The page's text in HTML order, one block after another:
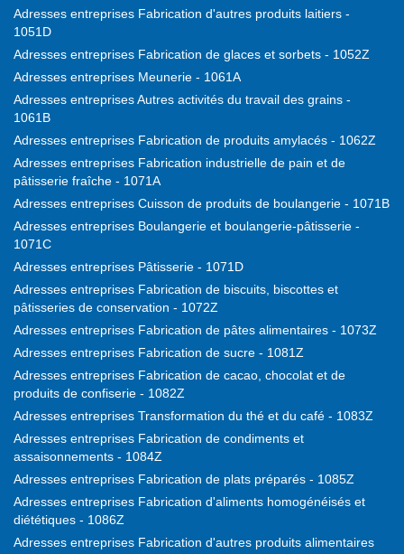
Adresses entreprises Fabrication d'autres produits laitiers -
1051D
Adresses entreprises Fabrication de glaces et sorbets - 1052Z
Adresses entreprises Meunerie - 1061A
Adresses entreprises Autres activités du travail des grains -
1061B
Adresses entreprises Fabrication de produits amylacés - 1062Z
Adresses entreprises Fabrication industrielle de pain et de
pâtisserie fraîche - 1071A
Adresses entreprises Cuisson de produits de boulangerie - 1071B
Adresses entreprises Boulangerie et boulangerie-pâtisserie -
1071C
Adresses entreprises Pâtisserie - 1071D
Adresses entreprises Fabrication de biscuits, biscottes et
pâtisseries de conservation - 1072Z
Adresses entreprises Fabrication de pâtes alimentaires - 1073Z
Adresses entreprises Fabrication de sucre - 1081Z
Adresses entreprises Fabrication de cacao, chocolat et de
produits de confiserie - 1082Z
Adresses entreprises Transformation du thé et du café - 1083Z
Adresses entreprises Fabrication de condiments et
assaisonnements - 1084Z
Adresses entreprises Fabrication de plats préparés - 1085Z
Adresses entreprises Fabrication d'aliments homogénéisés et
diététiques - 1086Z
Adresses entreprises Fabrication d'autres produits alimentaires